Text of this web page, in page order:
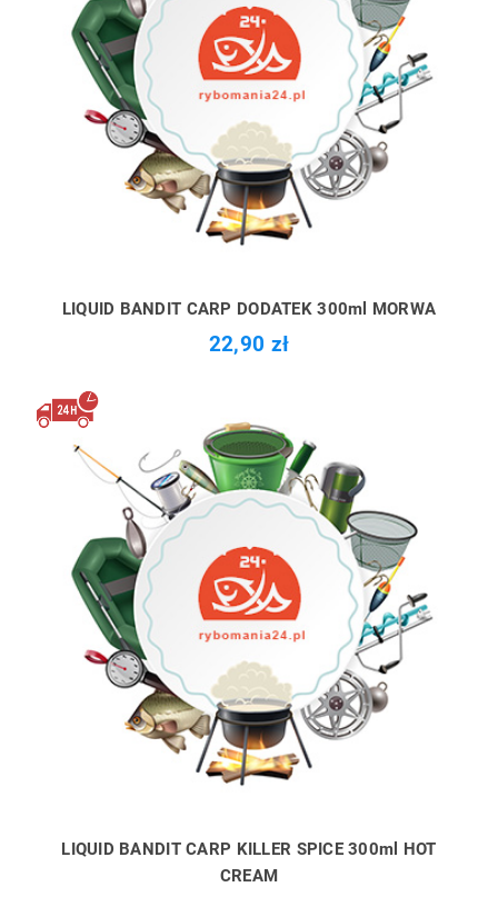
LIQUID BANDIT CARP DODATEK 300ml MORWA
22,90 zł
LIQUID BANDIT CARP KILLER SPICE 300ml HOT
CREAM